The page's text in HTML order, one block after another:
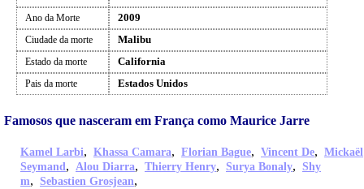
Ano da Morte
2009
Ciudade da morte Malibu
Estado da morte California
Pais da morte Estados Unidos
Famosos que nasceram em França como Maurice Jarre
Kamel Larbi, Khassa Camara, Florian Bague, Vincent De, Mickaël
Seymand, Alou Diarra, Thierry Henry, Surya Bonaly, Shy
m, Sebastien Grosjean,